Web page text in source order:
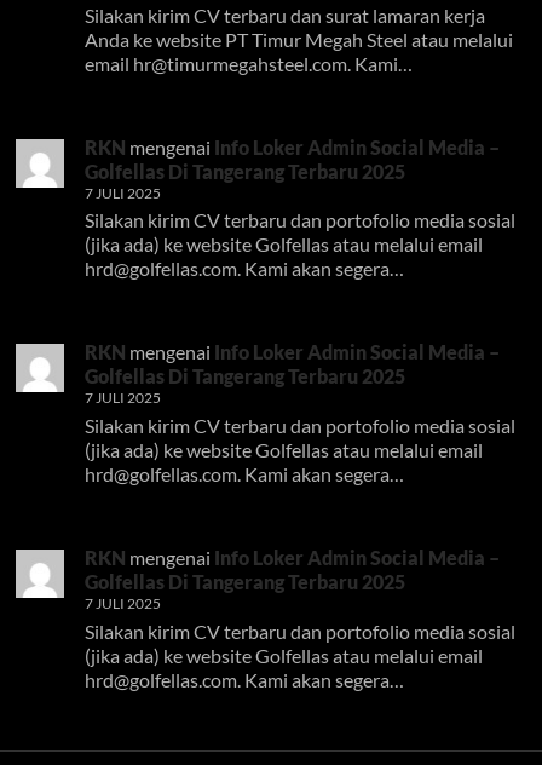
Silakan kirim CV terbaru dan surat lamaran kerja
Anda ke website PT Timur Megah Steel atau melalui
email hr@timurmegahsteel.com . Kami…
RKN mengenai Info Loker Admin Social Media –
Golfellas Di Tangerang Terbaru 2025
7 JULI 2025
Silakan kirim CV terbaru dan portofolio media sosial
(jika ada) ke website Golfellas atau melalui email
hrd@golfellas.com. Kami akan segera…
RKN mengenai Info Loker Admin Social Media –
Golfellas Di Tangerang Terbaru 2025
7 JULI 2025
Silakan kirim CV terbaru dan portofolio media sosial
(jika ada) ke website Golfellas atau melalui email
hrd@golfellas.com. Kami akan segera…
RKN mengenai Info Loker Admin Social Media –
Golfellas Di Tangerang Terbaru 2025
7 JULI 2025
Silakan kirim CV terbaru dan portofolio media sosial
(jika ada) ke website Golfellas atau melalui email
hrd@golfellas.com. Kami akan segera…